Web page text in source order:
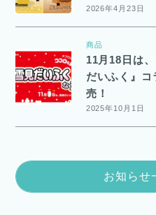
2026年4月23日
商品
11月18日は
だいふく』
売！
2025年10月1日
お知らせ